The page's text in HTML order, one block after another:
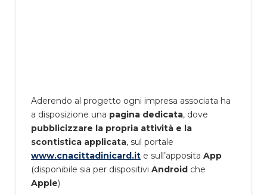
Aderendo al progetto ogni impresa associata ha
a disposizione una pagina dedicata, dove
pubblicizzare la propria attività e la
scontistica applicata, sul portale
www.cnacittadinicard.ite sull’apposita App
(disponibile sia per dispositivi Androidche
Apple)